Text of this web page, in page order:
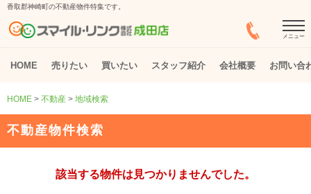
香取郡神崎町の不動産物件特集です。
メニュー
HOME 売りたい 買いたい スタッフ紹介 会社概要 お問い合
HOME > 不動産 > 地域検索
不動産物件検索
該当する物件は見つかりませんでした。